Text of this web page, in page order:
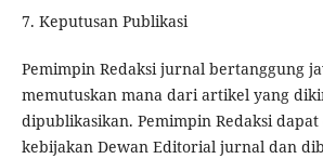
7. Keputusan Publikasi
Pemimpin Redaksi jurnal bertanggung
memutuskan mana dari artikel yang
dipublikasikan. Pemimpin Redaksi
kebijakan Dewan Editorial jurnal dan